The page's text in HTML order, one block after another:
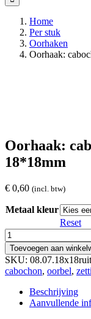
Home
Per stuk
Oorhaken
Oorhaak:
Oorhaak:
18*18mm
€ 0,60 (incl. btw)
Metaal kleur
Reset
Oorhaak:
cabochon
zetting
-
ruit
18*18mm
aantal
Toevoegen aan
SKU: 08.07.18x18ruit
cabochon, oorbel,
Beschrijving
Aanvullende